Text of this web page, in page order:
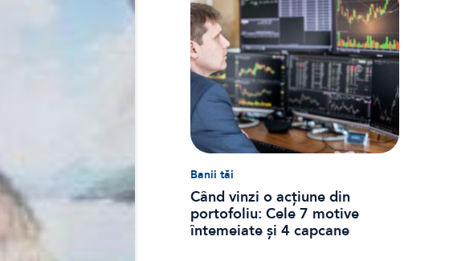
Banii tăi
Când vinzi o acțiune din
portofoliu: Cele 7 motive
întemeiate și 4 capcane